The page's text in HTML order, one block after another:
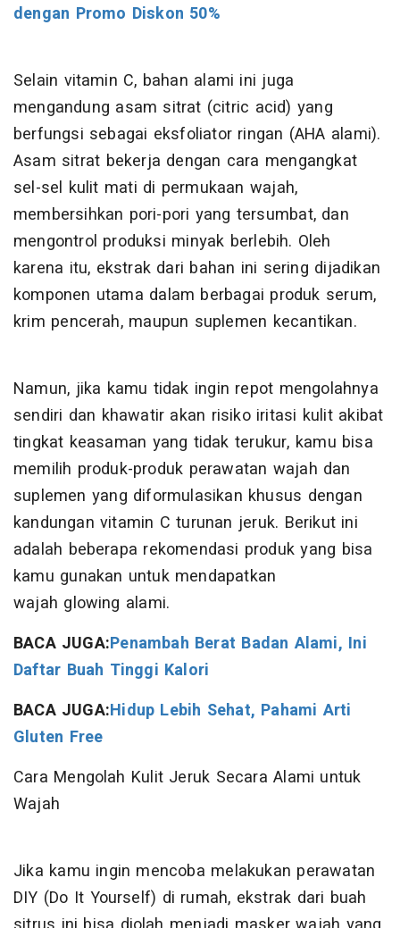
dengan Promo Diskon 50%
Selain vitamin C, bahan alami ini juga
mengandung asam sitrat (citric acid) yang
berfungsi sebagai eksfoliator ringan (AHA alami).
Asam sitrat bekerja dengan cara mengangkat
sel-sel kulit mati di permukaan wajah,
membersihkan pori-pori yang tersumbat, dan
mengontrol produksi minyak berlebih. Oleh
karena itu, ekstrak dari bahan ini sering dijadikan
komponen utama dalam berbagai produk serum,
krim pencerah, maupun suplemen kecantikan.
Namun, jika kamu tidak ingin repot mengolahnya
sendiri dan khawatir akan risiko iritasi kulit akibat
tingkat keasaman yang tidak terukur, kamu bisa
memilih produk-produk perawatan wajah dan
suplemen yang diformulasikan khusus dengan
kandungan vitamin C turunan jeruk. Berikut ini
adalah beberapa rekomendasi produk yang bisa
kamu gunakan untuk mendapatkan
wajah glowing alami.
BACA JUGA:Penambah Berat Badan Alami, Ini
Daftar Buah Tinggi Kalori
BACA JUGA:Hidup Lebih Sehat, Pahami Arti
Gluten Free
Cara Mengolah Kulit Jeruk Secara Alami untuk
Wajah
Jika kamu ingin mencoba melakukan perawatan
DIY (Do It Yourself) di rumah, ekstrak dari buah